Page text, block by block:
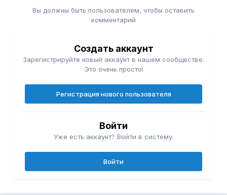
Вы должны быть пользователем, чтобы оставить
комментарий
Создать аккаунт
Зарегистрируйте новый аккаунт в нашем сообществе.
Это очень просто!
Регистрация нового пользователя
Войти
Уже есть аккаунт? Войти в систему.
Войти